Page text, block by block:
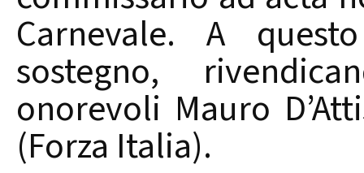
Carnevale. A
sostegno,
onorevoli Mauro
(Forza Italia).